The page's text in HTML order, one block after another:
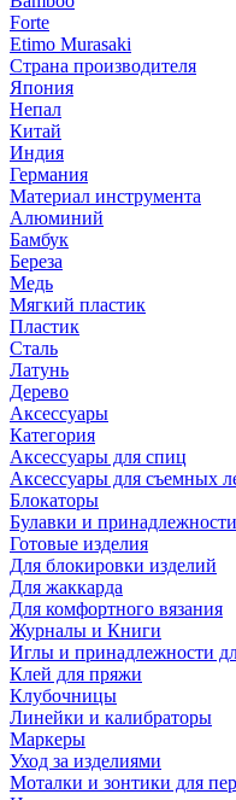
Forte
Etimo Murasaki
Страна производителя
Япония
Непал
Китай
Индия
Германия
Материал инструмента
Алюминий
Бамбук
Береза
Медь
Мягкий пластик
Пластик
Сталь
Латунь
Дерево
Аксессуары
Категория
Аксессуары для спиц
Аксессуары для съемных
Блокаторы
Булавки и
Готовые изделия
Для блокировки изделий
Для жаккарда
Для комфортного вязания
Журналы и Книги
Иглы и принадлежности
Клей для пряжи
Клубочницы
Линейки и калибраторы
Маркеры
Уход за изделиями
Моталки и зонтики для